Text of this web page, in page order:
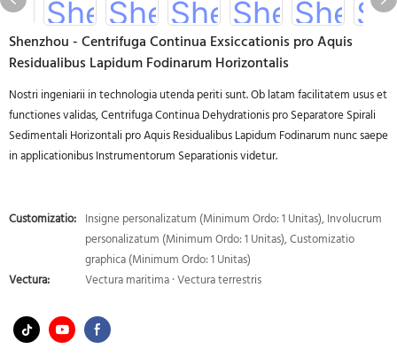
Shenzhou - Centrifuga Continua Exsiccationis pro Aquis
Residualibus Lapidum Fodinarum Horizontalis
Nostri ingeniarii in technologia utenda periti sunt. Ob latam facilitatem usus et
functiones validas, Centrifuga Continua Dehydrationis pro Separatore Spirali
Sedimentali Horizontali pro Aquis Residualibus Lapidum Fodinarum nunc saepe
in applicationibus Instrumentorum Separationis videtur.
Customizatio: Insigne personalizatum (Minimum Ordo: 1 Unitas), Involucrum
personalizatum (Minimum Ordo: 1 Unitas), Customizatio
graphica (Minimum Ordo: 1 Unitas)
Vectura:
Vectura maritima · Vectura terrestris